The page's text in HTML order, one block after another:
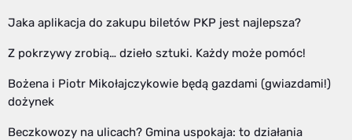
Jaka aplikacja do zakupu biletów PKP jest najlepsza?
Z pokrzywy zrobią… dzieło sztuki. Każdy może pomóc!
Bożena i Piotr Mikołajczykowie będą gazdami (gwiazdami!)
dożynek
Beczkowozy na ulicach? Gmina uspokaja: to działania